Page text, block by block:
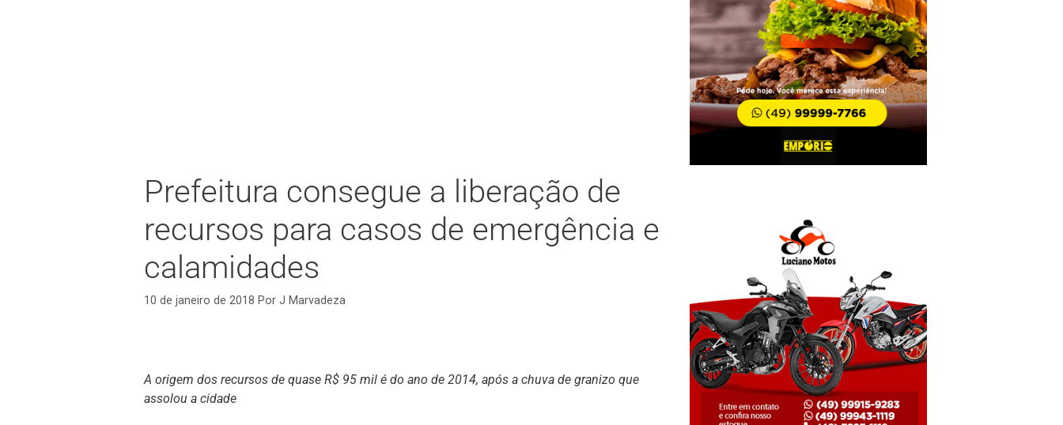
Prefeitura consegue a liberação de
recursos para casos de emergência e
calamidades
10 de janeiro de 2018 Por J Marvadeza
A origem dos recursos de quase R$ 95 mil é do ano de 2014, após a chuva de granizo que
assolou a cidade